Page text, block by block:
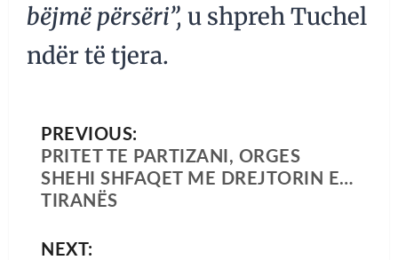
bëjmë përsëri”, u shpreh Tuchel
ndër të tjera.
PREVIOUS:
PRITET TE PARTIZANI, ORGES
SHEHI SHFAQET ME DREJTORIN E…
TIRANËS
NEXT: